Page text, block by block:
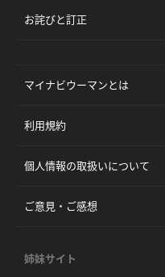
お詫びと訂正
マイナビウーマンとは
利用規約
個人情報の取扱いについて
ご意見・ご感想
姉妹サイト